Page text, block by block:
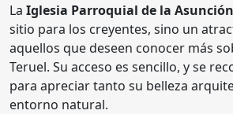
La Iglesia Parroquial de la Asunción
sitio para los creyentes, sino un
aquellos que deseen conocer más
Teruel. Su acceso es sencillo, y se
para apreciar tanto su belleza
entorno natural.